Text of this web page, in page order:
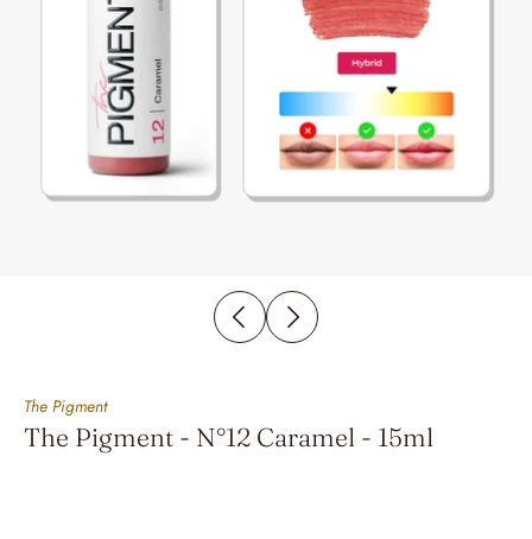
The Pigment
The Pigment - N°12 Caramel - 15ml